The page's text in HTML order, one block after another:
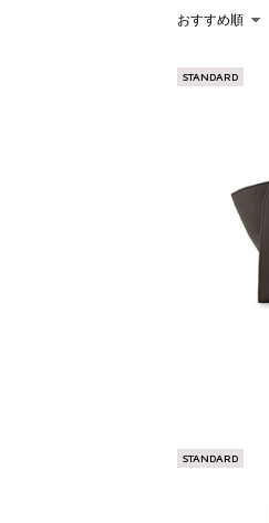
おすすめ順
販売タ
SALE
予約品
再入
STANDARD
STANDARD